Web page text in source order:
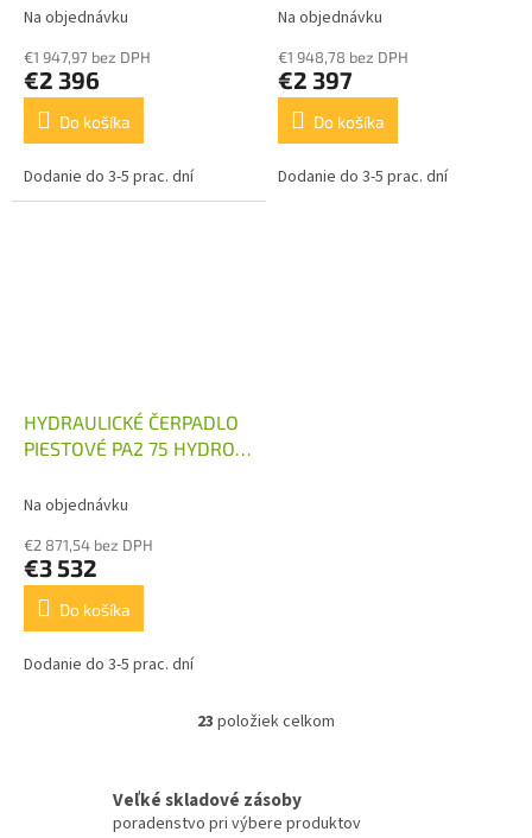
Na objednávku
€1 947,97 bez DPH
€2 396
Do košíka
Dodanie do 3-5 prac. dní
Na objednávku
€1 948,78 bez DPH
€2 397
Do košíka
Dodanie do 3-5 prac. dní
HYDRAULICKÉ ČERPADLO
PIESTOVÉ PA2 75 HYDRO
Na objednávku
€2 871,54 bez DPH
€3 532
Do košíka
Dodanie do 3-5 prac. dní
O
á
d
23 položiek celkom
Veľké skladové zásoby
poradenstvo pri výbere produktov